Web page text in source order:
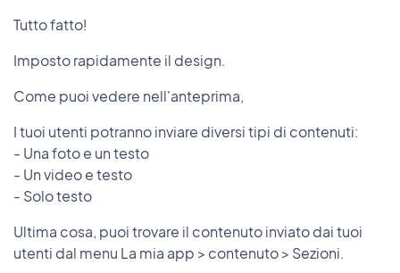
Tutto fatto!
Imposto rapidamente il design.
Come puoi vedere nell'anteprima,
I tuoi utenti potranno inviare diversi tipi di contenuti:
- Una foto e un testo
- Un video e testo
- Solo testo
Ultima cosa, puoi trovare il contenuto inviato dai tuoi
utenti dal menu La mia app > contenuto > Sezioni.